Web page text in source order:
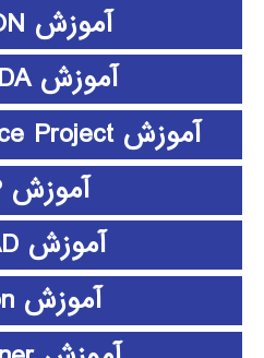
آموزش LUMION
آموزش MAXQDA
آموزش Microsoft Office Project
آموزش PHP
آموزش PSCAD
آموزش python